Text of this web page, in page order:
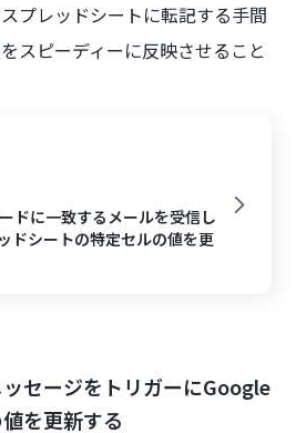
プレッドシートに転記する手間
スピーディーに反映させること
ドに一致するメールを受信し
ドシートの特定セルの値を更
セージをトリガーにGoogle
を更新する